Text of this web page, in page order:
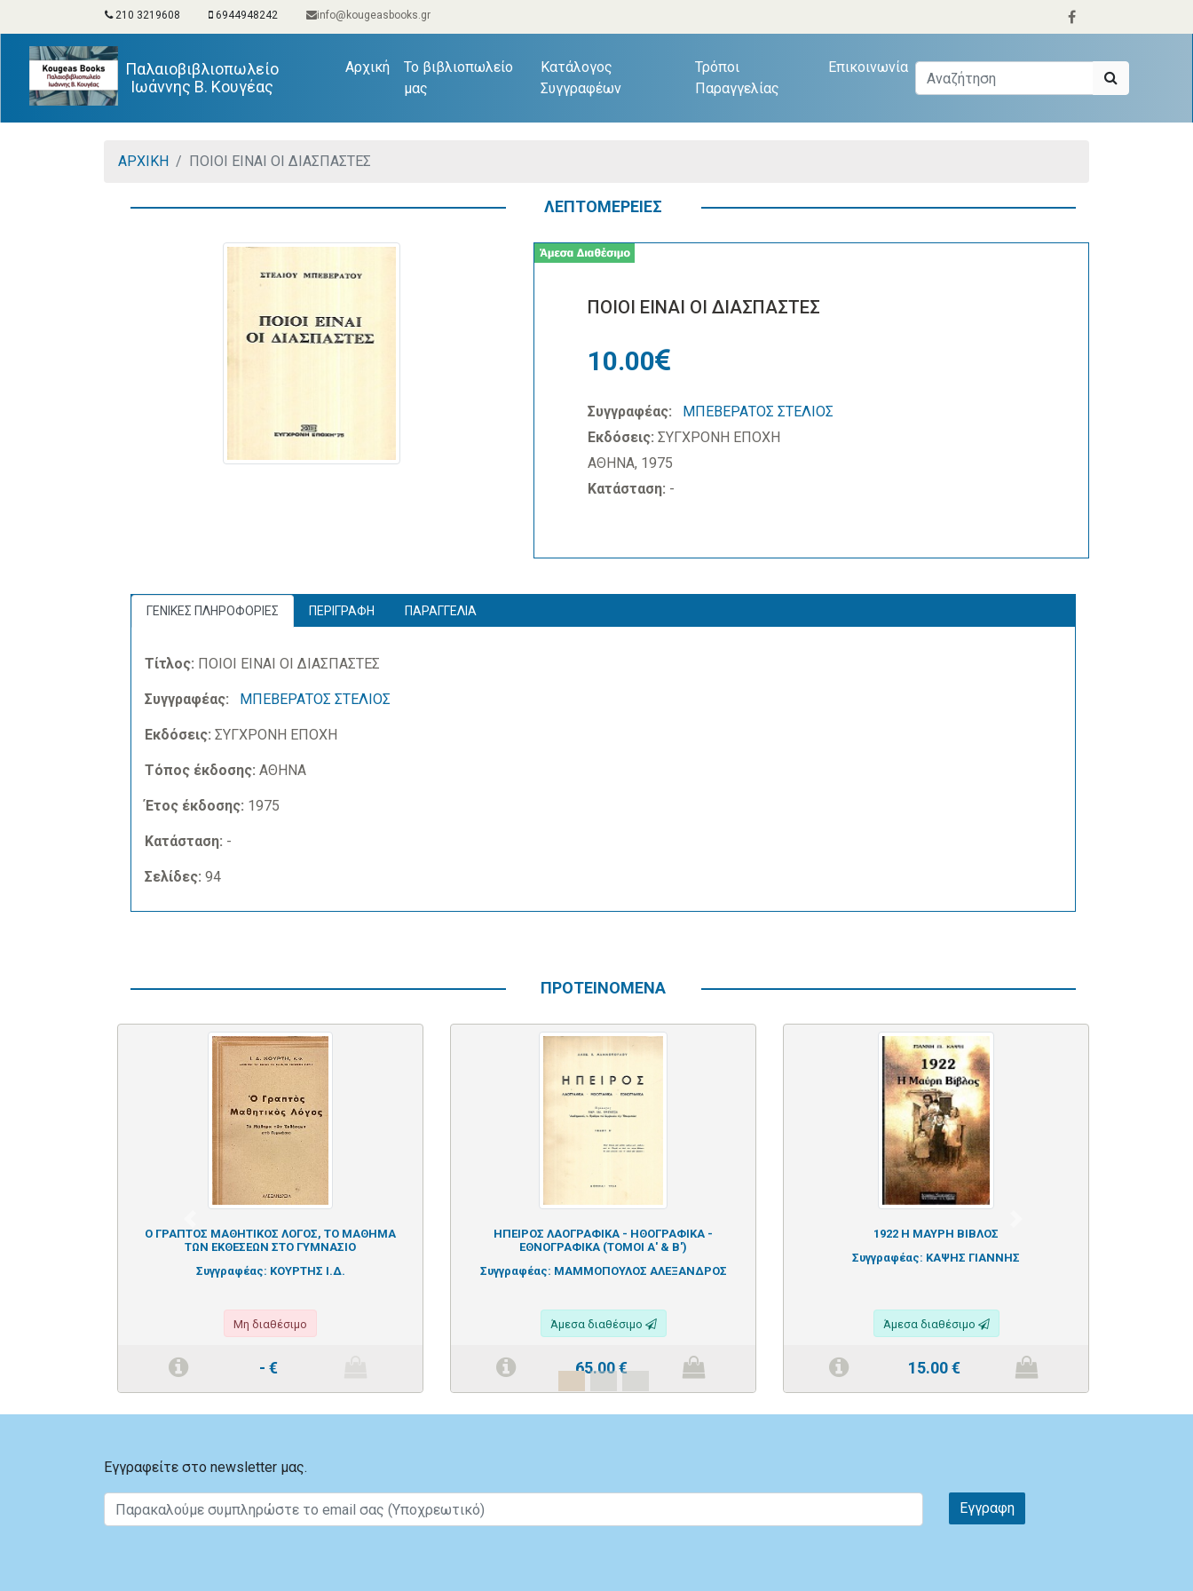
210 3219608 6944948242 info@kougeasbooks.gr
Παλαιοβιβλιοπωλείο
Ιωάννης Β. Κουγέας
Αρχική(current)
Το βιβλιοπωλείο
μας
Κατάλογος
Συγγραφέων
Τρόποι
Παραγγελίας
Επικοινωνία
ΑΡΧΙΚΗ ΠΟΙΟΙ ΕΙΝΑΙ ΟΙ ΔΙΑΣΠΑΣΤΕΣ
ΛΕΠΤΟΜΕΡΕΙΕΣ
ΠΟΙΟΙ ΕΙΝΑΙ ΟΙ ΔΙΑΣΠΑΣΤΕΣ
10.00
Συγγραφέας:
ΜΠΕΒΕΡΑΤΟΣ ΣΤΕΛΙΟΣ
Εκδόσεις: ΣΥΓΧΡΟΝΗ ΕΠΟΧΗ
ΑΘΗΝΑ, 1975
Κατάσταση: -
ΓΕΝΙΚΕΣ ΠΛΗΡΟΦΟΡΙΕΣ ΠΕΡΙΓΡΑΦΗ ΠΑΡΑΓΓΕΛΙΑ
Τίτλος: ΠΟΙΟΙ ΕΙΝΑΙ ΟΙ ΔΙΑΣΠΑΣΤΕΣ
Συγγραφέας: ΜΠΕΒΕΡΑΤΟΣ ΣΤΕΛΙΟΣ
Εκδόσεις: ΣΥΓΧΡΟΝΗ ΕΠΟΧΗ
Τόπος έκδοσης: ΑΘΗΝΑ
Έτος έκδοσης: 1975
Κατάσταση: -
Σελίδες: 94
ΠΡΟΤΕΙΝΟΜΕΝΑ
Ο ΓΡΑΠΤΟΣ ΜΑΘΗΤΙΚΟΣ ΛΟΓΟΣ, ΤΟ ΜΑΘΗΜΑ
ΤΩΝ ΕΚΘΕΣΕΩΝ ΣΤΟ ΓΥΜΝΑΣΙΟ
Συγγραφέας: ΚΟΥΡΤΗΣ Ι.Δ.
Μη διαθέσιμο
- €
ΗΠΕΙΡΟΣ ΛΑΟΓΡΑΦΙΚΑ - ΗΘΟΓΡΑΦΙΚΑ -
ΕΘΝΟΓΡΑΦΙΚΑ (ΤΟΜΟΙ Α' & Β')
Συγγραφέας: ΜΑΜΜΟΠΟΥΛΟΣ ΑΛΕΞΑΝΔΡΟΣ
Άμεσα διαθέσιμο
65.00€
1922 Η ΜΑΥΡΗ ΒΙΒΛΟΣ
Συγγραφέας: ΚΑΨΗΣ ΓΙΑΝΝΗΣ
Άμεσα διαθέσιμο
15.00€
Previous
Εγγραφείτε στο newsletter μας.
Εγγραφη